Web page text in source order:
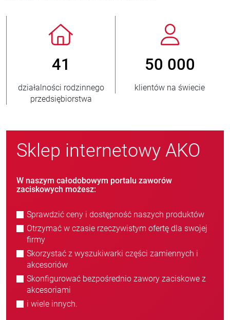
rodzinnego
50 000
klientów na świecie
Sklep internetowy AKO
W naszym całodobowym portalu zaworów
zaciskowych możesz:
Sprawdzić ceny i dostępność naszych produktów
Otrzymać w czasie rzeczywistym ofertę dla swojej
firmy
Skorzystać z wyszukiwarki części zamiennych i
akcesoriów
Skonfigurować bezpośrednio zawory zaciskowe z
akcesoriami
i wiele innych.